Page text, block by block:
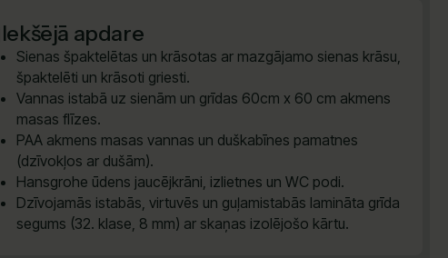
Iekšējā apdare
Sienas špaktelētas un krāsotas ar mazgājamo sienas krāsu,
špaktelēti un krāsoti griesti.
Vannas istabā uz sienām un grīdas 60cm x 60 cm akmens
masas flīzes.
PAA akmens masas vannas un duškabīnes pamatnes
(dzīvokļos ar dušām).
Hansgrohe ūdens jaucējkrāni, izlietnes un WC podi.
Dzīvojamās istabās, virtuvēs un guļamistabās lamināta grīda
segums (32. klase, 8 mm) ar skaņas izolējošo kārtu.